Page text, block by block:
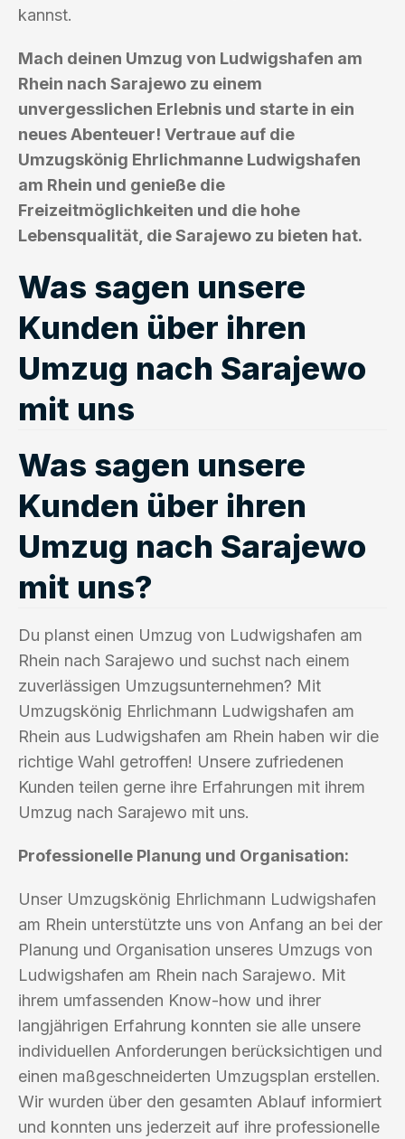
kannst.
Mach deinen Umzug von Ludwigshafen am
Rhein nach Sarajewo zu einem
unvergesslichen Erlebnis und starte in ein
neues Abenteuer! Vertraue auf die
Umzugskönig Ehrlichmanne Ludwigshafen
am Rhein und genieße die
Freizeitmöglichkeiten und die hohe
Lebensqualität, die Sarajewo zu bieten hat.
Was sagen unsere
Kunden über ihren
Umzug nach Sarajewo
mit uns
Was sagen unsere
Kunden über ihren
Umzug nach Sarajewo
mit uns?
Du planst einen Umzug von Ludwigshafen am
Rhein nach Sarajewo und suchst nach einem
zuverlässigen Umzugsunternehmen? Mit
Umzugskönig Ehrlichmann Ludwigshafen am
Rhein aus Ludwigshafen am Rhein haben wir die
richtige Wahl getroffen! Unsere zufriedenen
Kunden teilen gerne ihre Erfahrungen mit ihrem
Umzug nach Sarajewo mit uns.
Professionelle Planung und Organisation:
Unser Umzugskönig Ehrlichmann Ludwigshafen
am Rhein unterstützte uns von Anfang an bei der
Planung und Organisation unseres Umzugs von
Ludwigshafen am Rhein nach Sarajewo. Mit
ihrem umfassenden Know-how und ihrer
langjährigen Erfahrung konnten sie alle unsere
individuellen Anforderungen berücksichtigen und
einen maßgeschneiderten Umzugsplan erstellen.
Wir wurden über den gesamten Ablauf informiert
und konnten uns jederzeit auf ihre professionelle